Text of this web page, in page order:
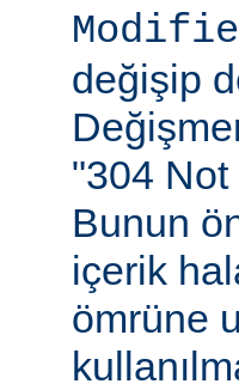
değişip
"304 Not
Bunun
içerik
ömrüne